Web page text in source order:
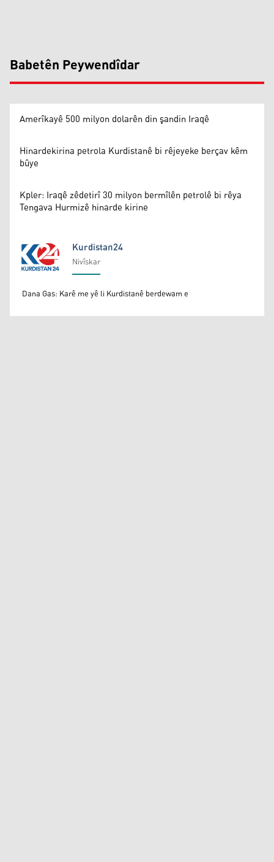
Babetên Peywendîdar
Amerîkayê 500 milyon dolarên din şandin Iraqê
Hinardekirina petrola Kurdistanê bi rêjeyeke berçav kêm
bûye
Kpler: Iraqê zêdetirî 30 milyon bermîlên petrolê bi rêya
Tengava Hurmizê hinarde kirine
Kurdistan24
Kurdistan24
Nivîskar
Dana Gas: Karê me yê li Kurdistanê berdewam e